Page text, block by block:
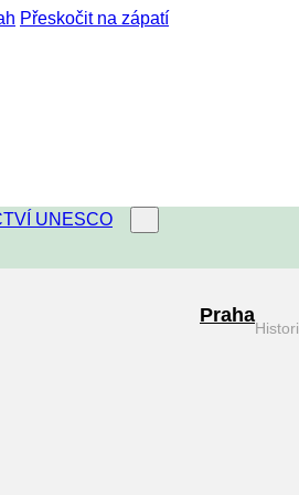
Přeskočit na zápatí
UNESCO
Praha